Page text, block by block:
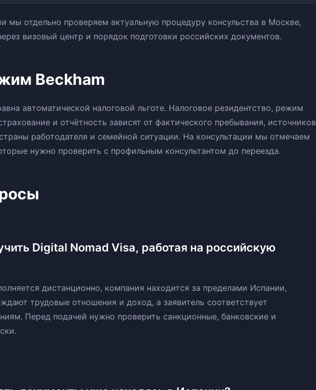
мы отдельно проверяем актуальную процедуру консульства в Москве,
визовый центр и порядок подготовки российских документов.
Beckham
автоматической налоговой льготе. Налоговое резидентство, режим
и отчётность зависят от фактического пребывания, источников
работодателя и семейной ситуации. На консультации мы отмечаем
нужно проверить с профильным консультантом до переезда.
Digital Nomad Visa, работая на российскую
дистанционно, компания находится за пределами Испании,
трудовые отношения и доход, а заявитель соответствует
Перед подачей нужно проверить санкционные, банковские и